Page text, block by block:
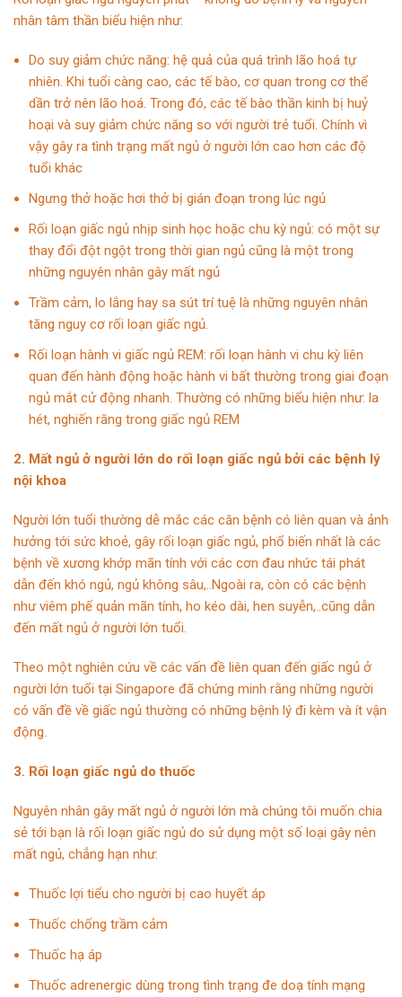
nhân tâm thần biểu hiện như:
Do suy giảm chức năng: hệ quả của quá trình lão hoá tự
nhiên. Khi tuổi càng cao, các tế bào, cơ quan trong cơ thể
dần trở nên lão hoá. Trong đó, các tế bào thần kinh bị huỷ
hoại và suy giảm chức năng so với người trẻ tuổi. Chính vì
vậy gây ra tình trạng mất ngủ ở người lớn cao hơn các độ
tuổi khác
Ngưng thở hoặc hơi thở bị gián đoạn trong lúc ngủ
Rối loạn giấc ngủ nhịp sinh học hoặc chu kỳ ngủ: có một sự
thay đổi đột ngột trong thời gian ngủ cũng là một trong
những nguyên nhân gây mất ngủ
Trầm cảm, lo lắng hay sa sút trí tuệ là những nguyên nhân
tăng nguy cơ rối loạn giấc ngủ.
Rối loạn hành vi giấc ngủ REM: rối loạn hành vi chu kỳ liên
quan đến hành động hoặc hành vi bất thường trong giai đoạn
ngủ mắt cử động nhanh. Thường có những biểu hiện như: la
hét, nghiến răng trong giấc ngủ REM
2. Mất ngủ ở người lớn do rối loạn giấc ngủ bởi các bệnh lý
nội khoa
Người lớn tuổi thường dễ mắc các căn bệnh có liên quan và ảnh
hưởng tới sức khoẻ, gây rối loạn giấc ngủ, phổ biến nhất là các
bệnh về xương khớp mãn tính với các cơn đau nhức tái phát
dẫn đến khó ngủ, ngủ không sâu,..Ngoài ra, còn có các bệnh
như viêm phế quản mãn tính, ho kéo dài, hen suyễn,..cũng dẫn
đến mất ngủ ở người lớn tuổi.
Theo một nghiên cứu về các vấn đề liên quan đến giấc ngủ ở
người lớn tuổi tại Singapore đã chứng minh rằng những người
có vấn đề về giấc ngủ thường có những bệnh lý đi kèm và ít vận
động.
3. Rối loạn giấc ngủ do thuốc
Nguyên nhân gây mất ngủ ở người lớn mà chúng tôi muốn chia
sẻ tới bạn là rối loạn giấc ngủ do sử dụng một số loại gây nên
mất ngủ, chẳng hạn như:
Thuốc lợi tiểu cho người bị cao huyết áp
Thuốc chống trầm cảm
Thuốc hạ áp
Thuốc adrenergic dùng trong tình trạng đe doạ tính mạng